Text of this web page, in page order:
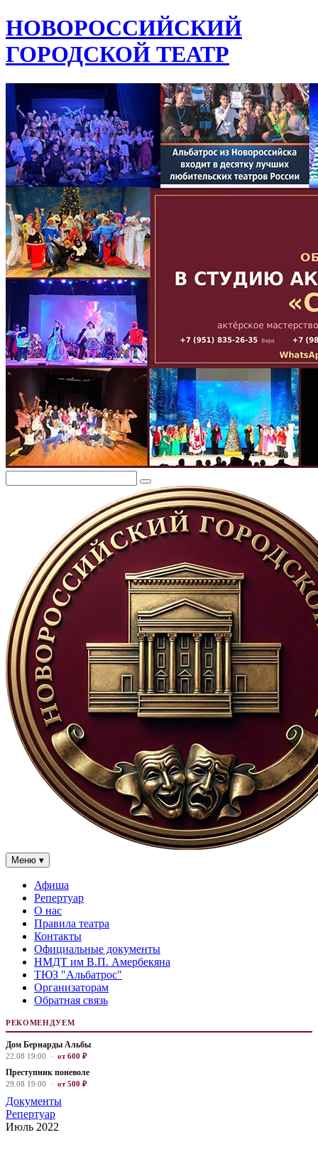
НОВОРОССИЙСКИЙ
ГОРОДСКОЙ ТЕАТР
Меню ▾
Афиша
Репертуар
О нас
Правила театра
Контакты
Официальные документы
НМДТ им В.П. Амербекяна
ТЮЗ "Альбатрос"
Организаторам
Обратная связь
РЕКОМЕНДУЕМ
Дом Бернарды Альбы
22.08 19:00 · от 600 ₽
Преступник поневоле
29.08 19:00 · от 500 ₽
Документы
Репертуар
Июль 2022